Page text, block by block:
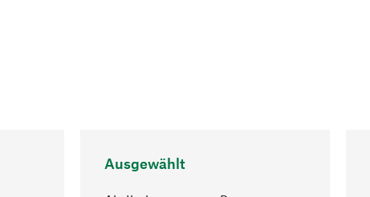
Ausgewählt